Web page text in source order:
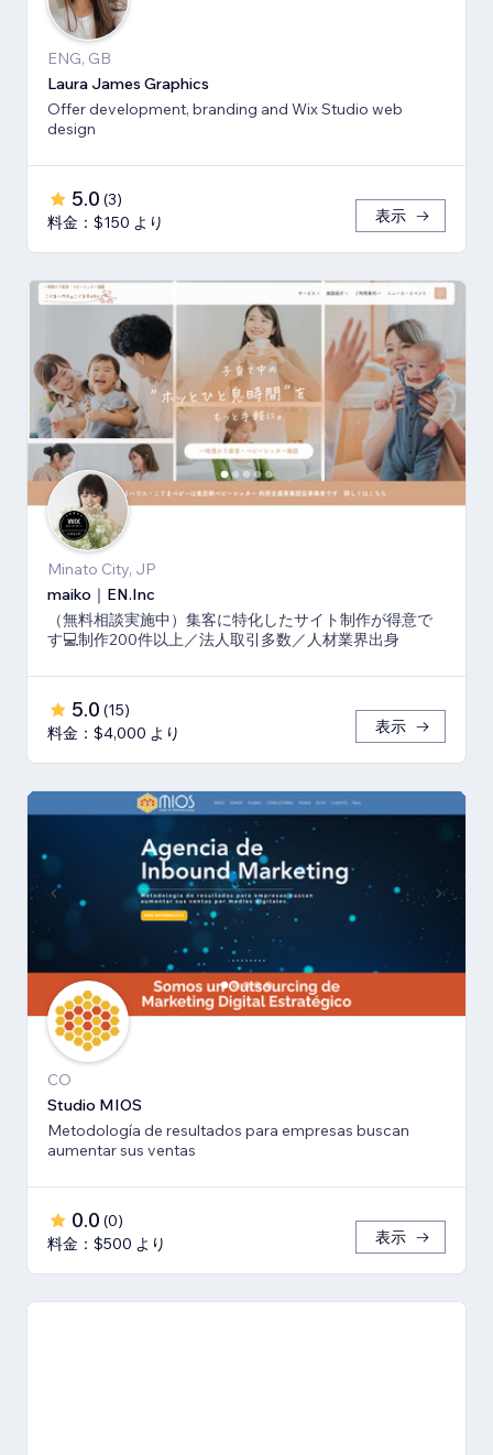
ENG, GB
Laura James Graphics
Offer development, branding and Wix Studio web
design
5.0 (3)
料金：$150 より
表示
Minato City, JP
maiko｜EN.Inc
（無料相談実施中）集客に特化したサイト制作が得意で
す💻制作200件以上／法人取引多数／人材業界出身
5.0 (15)
料金：$4,000 より
表示
CO
Studio MIOS
Metodología de resultados para empresas buscan
aumentar sus ventas
0.0 (0)
料金：$500 より
表示